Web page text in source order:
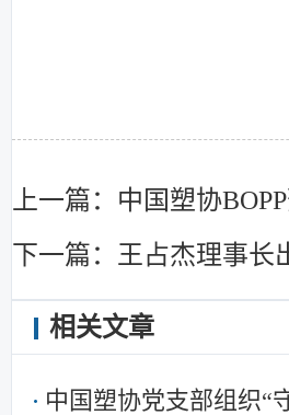
上一篇：中国塑协
下一篇：王占杰理事长
相关文章
中国塑协党支部组织“